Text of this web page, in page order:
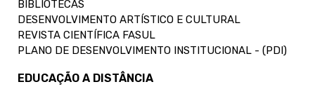
BIBLIOTECAS
DESENVOLVIMENTO ARTÍSTICO E CULTURAL
REVISTA CIENTÍFICA FASUL
PLANO DE DESENVOLVIMENTO INSTITUCIONAL - (PDI)
EDUCAÇÃO A DISTÂNCIA